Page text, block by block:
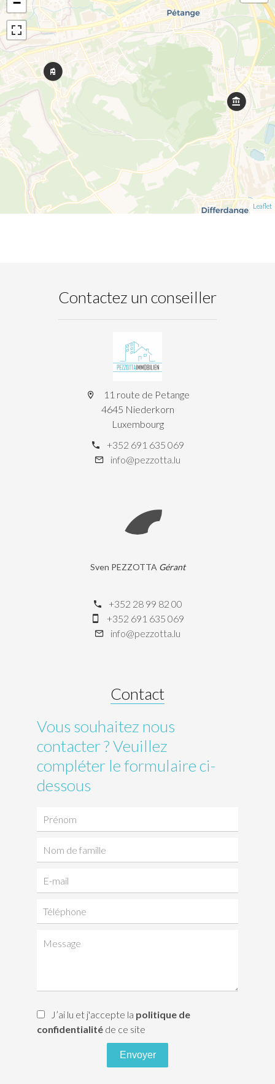
Leaflet
Contactez un conseiller
11 route de Petange
4645 Niederkorn
Luxembourg
+352 691 635 069
info@pezzotta.lu
Sven PEZZOTTA Gérant
+352 28 99 82 00
+352 691 635 069
info@pezzotta.lu
Vous souhaitez nous
contacter ? Veuillez
compléter le formulaire ci-
dessous
Contact
J’ai lu et j'accepte la politique de
confidentialité de ce site
Envoyer